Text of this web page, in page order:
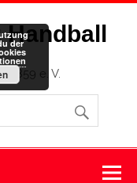
1859 e. V.
der